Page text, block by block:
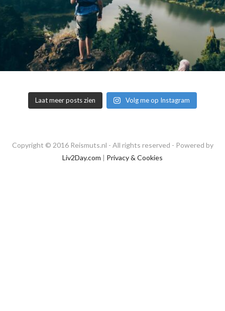
Laat meer posts zien Volg me op Instagram
Copyright © 2016 Reismuts.nl - All rights reserved - Powered by
Liv2Day.com | Privacy & Cookies